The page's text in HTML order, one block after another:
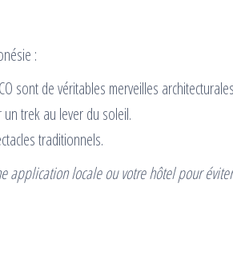
:
sont de véritables merveilles
trek au lever du soleil.
traditionnels.
application locale ou votre hôtel pour